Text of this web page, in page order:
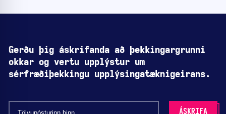
Gerðu þig áskrifanda að þekkingargrunni
okkar og vertu upplýstur um
sérfræðiþekkingu upplýsingatæknigeirans.